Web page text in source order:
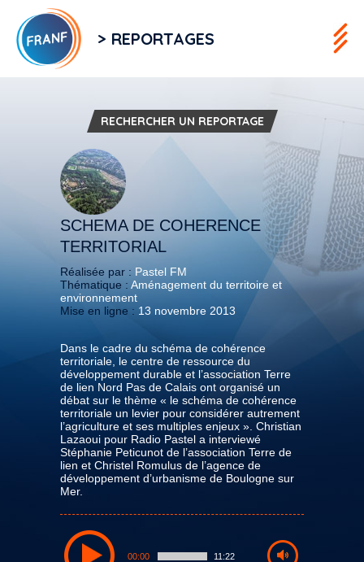
> REPORTAGES
RECHERCHER UN REPORTAGE
SCHEMA DE COHERENCE
TERRITORIAL
Réalisée par : Pastel FM
Thématique : Aménagement du territoire et
environnement
Mise en ligne : 13 novembre 2013
Dans le cadre du schéma de cohérence
territoriale, le centre de ressource du
développement durable et l’association Terre
de lien Nord Pas de Calais ont organisé un
débat sur le thème « le schéma de cohérence
territoriale un levier pour considérer autrement
l’agriculture et ses multiples enjeux ». Christian
Lazaoui pour Radio Pastel a interviewé
Stéphanie Peticunot de l’association Terre de
lien et Christel Romulus de l’agence de
développement d’urbanisme de Boulogne sur
Mer.
00:00 11:22